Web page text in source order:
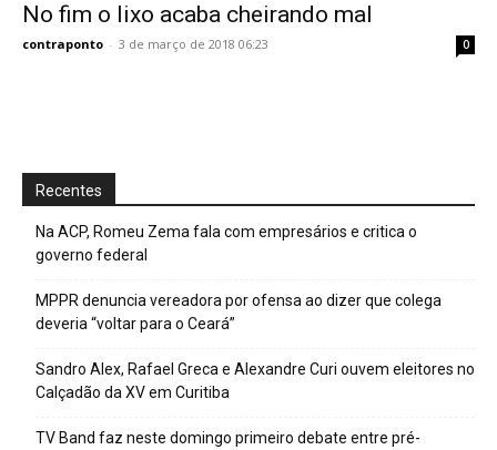
No fim o lixo acaba cheirando mal
contraponto - 3 de março de 2018 06:23 0
Recentes
Na ACP, Romeu Zema fala com empresários e critica o
governo federal
MPPR denuncia vereadora por ofensa ao dizer que colega
deveria “voltar para o Ceará”
Sandro Alex, Rafael Greca e Alexandre Curi ouvem eleitores no
Calçadão da XV em Curitiba
TV Band faz neste domingo primeiro debate entre pré-